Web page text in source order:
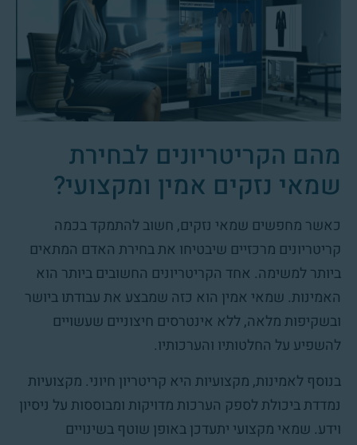
מהם הקריטריונים לבחירת
שמאי נזקים אמין ומקצועי?
כאשר מחפשים שמאי נזקים, חשוב להתמקד בכמה
קריטריונים מרכזיים שיבטיחו את בחירת האדם המתאים
ביותר למשימה. אחד הקריטריונים החשובים ביותר הוא
האמינות. שמאי אמין הוא כזה שמבצע את עבודתו ביושר
ובשקיפות מלאה, ללא אינטרסים חיצוניים שעשויים
להשפיע על החלטותיו והערכותיו.
בנוסף לאמינות, מקצועיות היא קריטריון חיוני. מקצועיות
נמדדת ביכולת לספק הערכות מדויקות ומבוססות על ניסיון
וידע. שמאי מקצועי יתעדכן באופן שוטף בשינויים